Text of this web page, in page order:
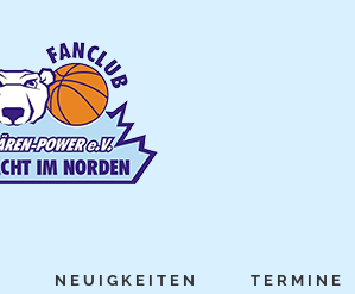
NEUIGKEITEN TERMINE